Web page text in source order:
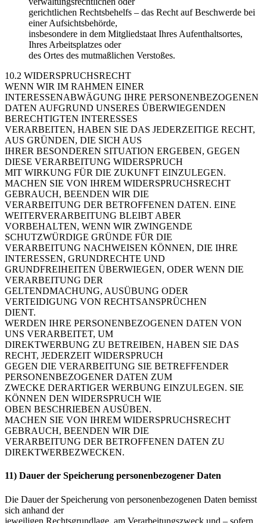
gerichtlichen Rechtsbehelfs – das Recht auf Beschwerde bei
einer Aufsichtsbehörde,
insbesondere in dem Mitgliedstaat Ihres Aufenthaltsortes,
Ihres Arbeitsplatzes oder
des Ortes des mutmaßlichen Verstoßes.
10.2 WIDERSPRUCHSRECHT
WENN WIR IM RAHMEN EINER
INTERESSENABWÄGUNG IHRE PERSONENBEZOGENEN
DATEN AUFGRUND UNSERES ÜBERWIEGENDEN
BERECHTIGTEN INTERESSES
VERARBEITEN, HABEN SIE DAS JEDERZEITIGE RECHT,
AUS GRÜNDEN, DIE SICH AUS
IHRER BESONDEREN SITUATION ERGEBEN, GEGEN
DIESE VERARBEITUNG WIDERSPRUCH
MIT WIRKUNG FÜR DIE ZUKUNFT EINZULEGEN.
MACHEN SIE VON IHREM WIDERSPRUCHSRECHT
GEBRAUCH, BEENDEN WIR DIE
VERARBEITUNG DER BETROFFENEN DATEN. EINE
WEITERVERARBEITUNG BLEIBT ABER
VORBEHALTEN, WENN WIR ZWINGENDE
SCHUTZWÜRDIGE GRÜNDE FÜR DIE
VERARBEITUNG NACHWEISEN KÖNNEN, DIE IHRE
INTERESSEN, GRUNDRECHTE UND
GRUNDFREIHEITEN ÜBERWIEGEN, ODER WENN DIE
VERARBEITUNG DER
GELTENDMACHUNG, AUSÜBUNG ODER
VERTEIDIGUNG VON RECHTSANSPRÜCHEN
DIENT.
WERDEN IHRE PERSONENBEZOGENEN DATEN VON
UNS VERARBEITET, UM
DIREKTWERBUNG ZU BETREIBEN, HABEN SIE DAS
RECHT, JEDERZEIT WIDERSPRUCH
GEGEN DIE VERARBEITUNG SIE BETREFFENDER
PERSONENBEZOGENER DATEN ZUM
ZWECKE DERARTIGER WERBUNG EINZULEGEN. SIE
KÖNNEN DEN WIDERSPRUCH WIE
OBEN BESCHRIEBEN AUSÜBEN.
MACHEN SIE VON IHREM WIDERSPRUCHSRECHT
GEBRAUCH, BEENDEN WIR DIE
VERARBEITUNG DER BETROFFENEN DATEN ZU
DIREKTWERBEZWECKEN.
11) Dauer der Speicherung personenbezogener Daten
Die Dauer der Speicherung von personenbezogenen Daten bemisst
sich anhand der
jeweiligen Rechtsgrundlage, am Verarbeitungszweck und – sofern